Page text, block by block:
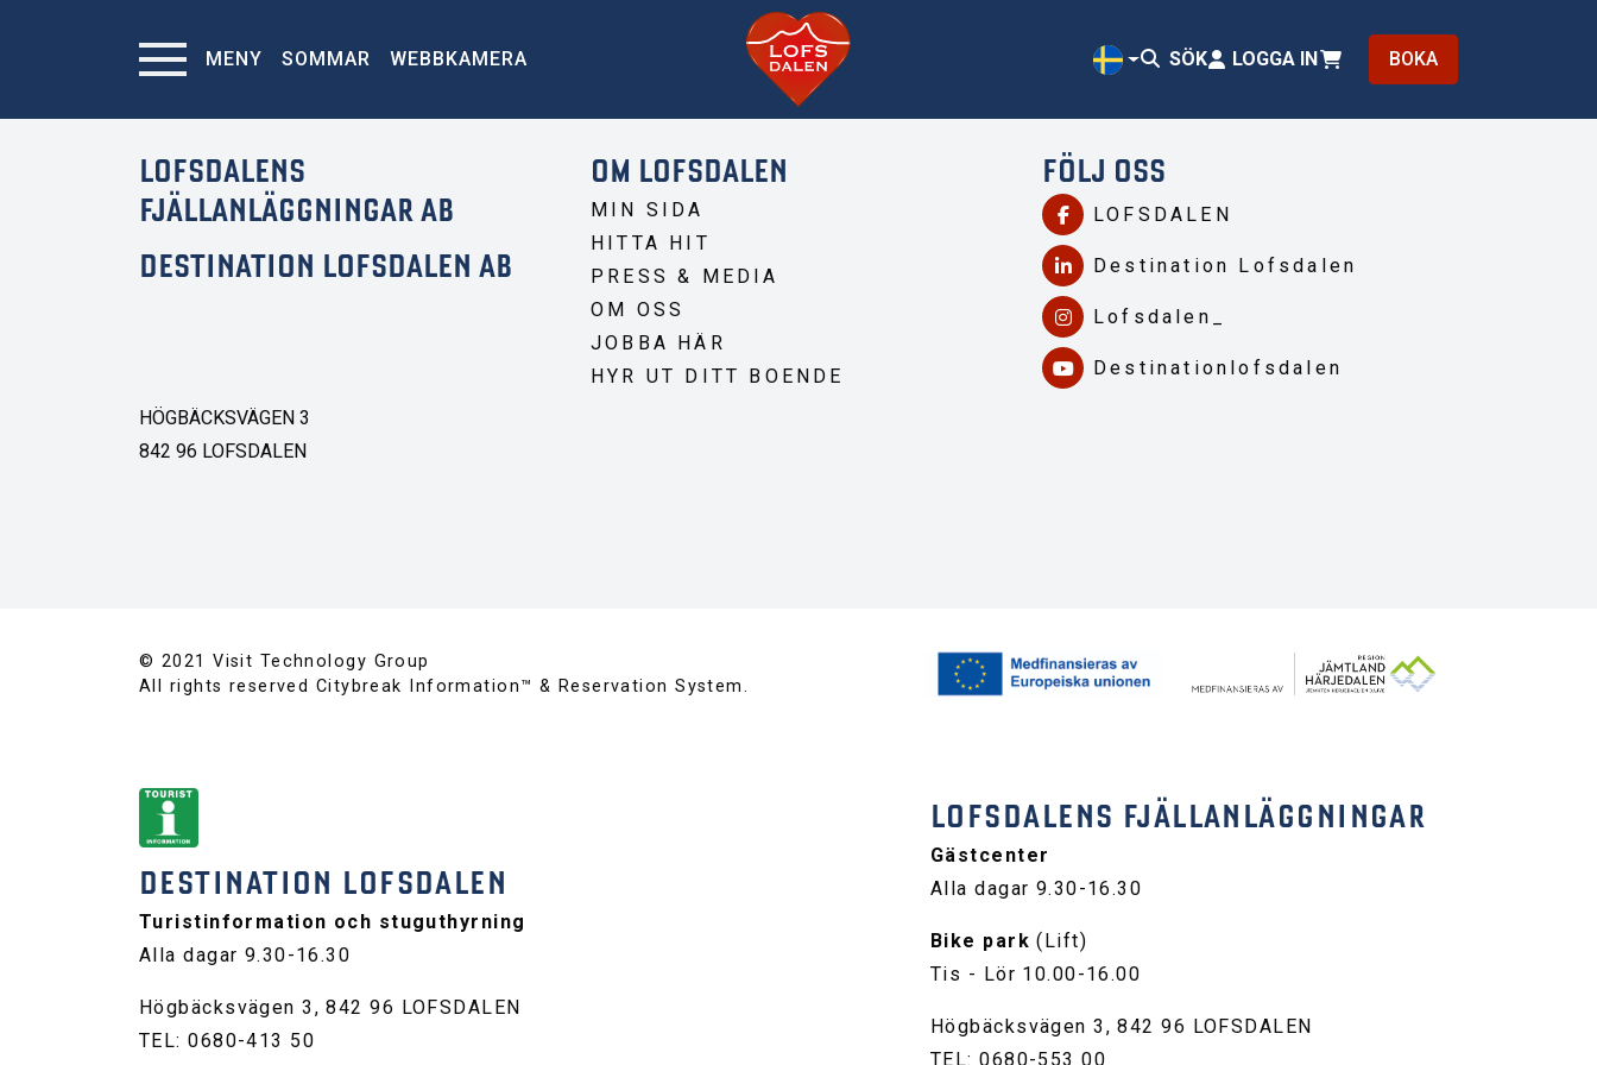
MENY SOMMAR
WEBBKAMERA
SÖK LOGGA IN BOKA
LOFSDALENS
FJÄLLANLÄGGNINGAR AB
DESTINATION LOFSDALEN AB
HÖGBÄCKSVÄGEN 3
842 96 LOFSDALEN
OM LOFSDALEN
MIN SIDA
HITTA HIT
PRESS & MEDIA
OM OSS
JOBBA HÄR
HYR UT DITT BOENDE
FÖLJ OSS
LOFSDALEN
Destination Lofsdalen
Lofsdalen_
Destinationlofsdalen
© 2021 Visit Technology Group
All rights reserved Citybreak Information™ & Reservation System.
DESTINATION LOFSDALEN
Turistinformation och stuguthyrning
Alla dagar 9.30-16.30
Högbäcksvägen 3, 842 96 LOFSDALEN
TEL: 0680-413 50
LOFSDALENS FJÄLLANLÄGGNINGAR
Gästcenter
Alla dagar 9.30-16.30
Bike park (Lift)
Tis - Lör 10.00-16.00
Högbäcksvägen 3, 842 96 LOFSDALEN
TEL: 0680-553 00